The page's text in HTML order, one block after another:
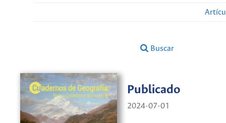
Buscar
Publicado
2024-07-01